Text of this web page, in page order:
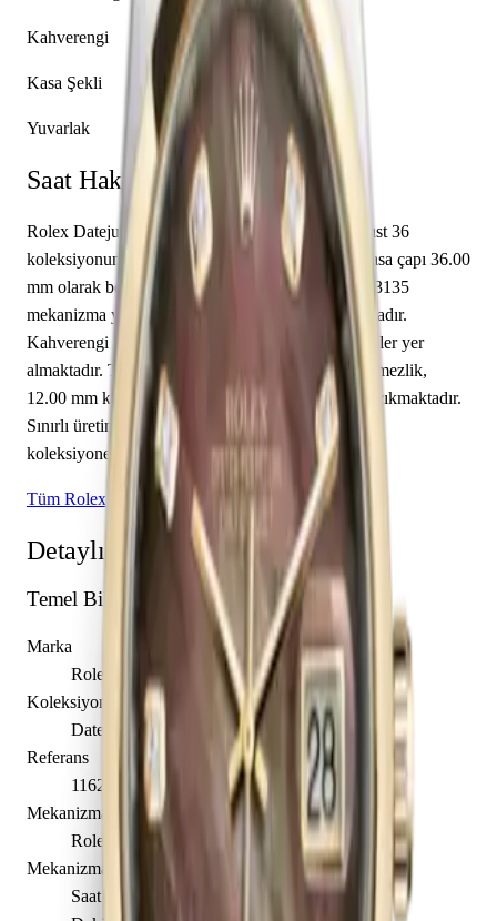
Kahverengi
Kasa Şekli
Yuvarlak
Saat Hakkında
Rolex Datejust 36 116203-0149, markanın Datejust 36
koleksiyonuna ait bir kol saati modelidir. Saatin kasa çapı 36.00
mm olarak belirlenmiştir. İçerisinde Rolex caliber 3135
mekanizma yer almakta olup saat, dakika sunmaktadır.
Kahverengi kadranı üzerinde çubuk / nokta indeksler yer
almaktadır. Teknik detaylarında 100.00 m su geçirmezlik,
12.00 mm kasa yüksekliği, kapalı arka kapak öne çıkmaktadır.
Sınırlı üretim olarak piyasaya sunulan bu model,
koleksiyonerlerin ilgisini çekmektedir.
Tüm Rolex Modelleri
Detaylı Teknik Özellikler
Temel Bilgiler
Marka
Rolex
Koleksiyon
Datejust 36
Referans
116203-0149
Mekanizma Adı
Rolex caliber 3135
Mekanizma Açıklaması
Saat